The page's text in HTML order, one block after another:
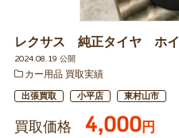
レクサス 純正タイヤ ホイ
2024.08.19 公開
カー用品 買取実績
出張買取 小平店 東村山市
買取価格 4,000円